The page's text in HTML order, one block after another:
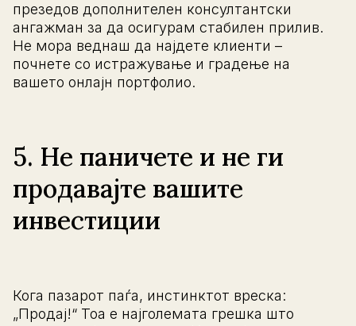
презедов дополнителен консултантски
ангажман за да осигурам стабилен прилив.
Не мора веднаш да најдете клиенти –
почнете со истражување и градење на
вашето онлајн портфолио.
5. Не паничете и не ги
продавајте вашите
инвестиции
Кога пазарот паѓа, инстинктот вреска:
„Продај!“ Тоа е најголемата грешка што